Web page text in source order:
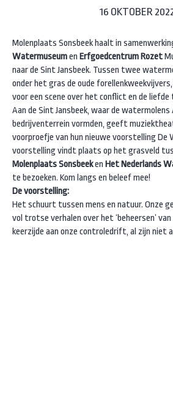
16 OKTOBER
Molenplaats Sonsbeek haalt in
Watermuseumen Erfgoedcentrum Rozet
naar de Sint Jansbeek. Tussen twee
onder het gras de oude
voor een scene over het conflict en de liefde
Aan de Sint Jansbeek, waar de
bedrijventerrein vormden, geeft
voorproefje van hun nieuwe voorstelling De
voorstelling vindt plaats op het grasveld
Molenplaats Sonsbeeken Het Nederlands
te bezoeken. Kom langs en beleef mee!
De voorstelling:
Het schuurt tussen mens en natuur. Onze
vol trotse verhalen over het ‘beheersen’
keerzijde aan onze controledrift, al zijn niet